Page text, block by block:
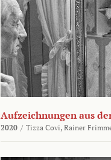
Aufzeichnungen aus
2020 / Tizza Covi, Rainer